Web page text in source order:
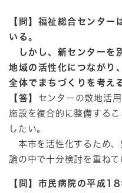
【問】福祉総合センター
いる。
しかし、新センターを
地域の活性化につながり
全体でまちづくりを考え
【答】 センターの敷地活
施設を複合的に整備する
したい。
本市を活性化するため、
論の中で十分検討を重ねて
【問】市民病院の平成